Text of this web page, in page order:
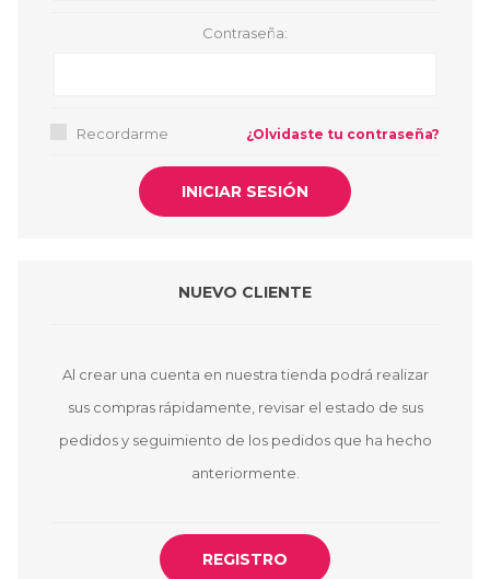
Contraseña:
Recordarme ¿Olvidaste tu contraseña?
NUEVO CLIENTE
Al crear una cuenta en nuestra tienda podrá realizar
sus compras rápidamente, revisar el estado de sus
pedidos y seguimiento de los pedidos que ha hecho
anteriormente.